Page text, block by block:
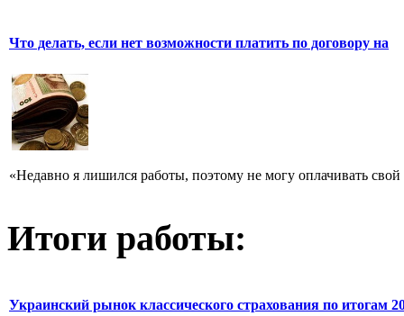
Что делать, если нет возможности платить по договору на
«Недавно я лишился работы, поэтому не могу оплачивать
Итоги работы:
Украинский рынок классического страхования по итогам